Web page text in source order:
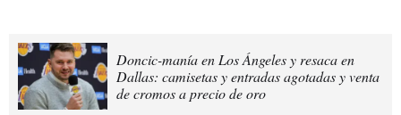
Doncic-manía en Los Ángeles y resaca en
Dallas: camisetas y entradas agotadas y venta
de cromos a precio de oro